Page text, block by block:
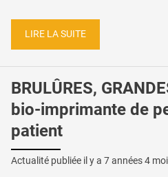
LIRE LA SUITE
BRULÛRES,
bio-imprimante de
patient
Actualité publiée il y a 7 années 4